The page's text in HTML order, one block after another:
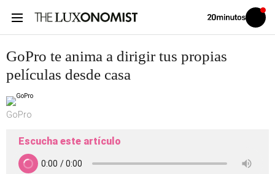
Volver
Iniciar
sesión
GoPro te anima a dirigir tus propias
películas desde casa
GoPro
Escucha este artículo